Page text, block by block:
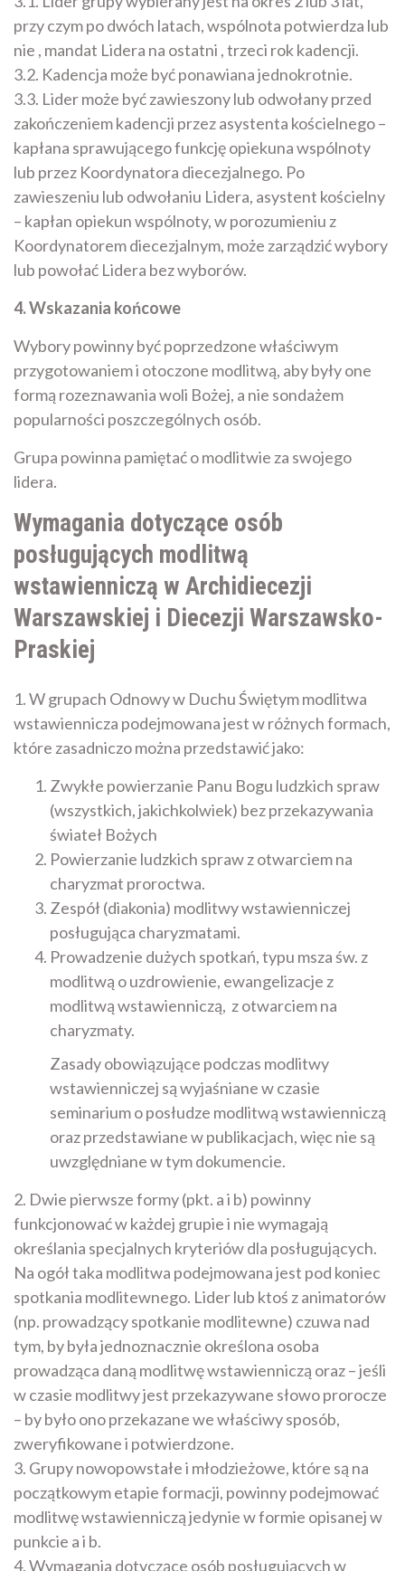
przy czym po dwóch latach, wspólnota potwierdza lub
nie , mandat Lidera na ostatni , trzeci rok kadencji.
3.2. Kadencja może być ponawiana jednokrotnie.
3.3. Lider może być zawieszony lub odwołany przed
zakończeniem kadencji przez asystenta kościelnego –
kapłana sprawującego funkcję opiekuna wspólnoty
lub przez Koordynatora diecezjalnego. Po
zawieszeniu lub odwołaniu Lidera, asystent kościelny
– kapłan opiekun wspólnoty, w porozumieniu z
Koordynatorem diecezjalnym, może zarządzić wybory
lub powołać Lidera bez wyborów.
4. Wskazania końcowe
Wybory powinny być poprzedzone właściwym
przygotowaniem i otoczone modlitwą, aby były one
formą rozeznawania woli Bożej, a nie sondażem
popularności poszczególnych osób.
Grupa powinna pamiętać o modlitwie za swojego
lidera.
Wymagania dotyczące osób
posługujących modlitwą
wstawienniczą w Archidiecezji
Warszawskiej i Diecezji Warszawsko-
Praskiej
1. W grupach Odnowy w Duchu Świętym modlitwa
wstawiennicza podejmowana jest w różnych formach,
które zasadniczo można przedstawić jako:
Zwykłe powierzanie Panu Bogu ludzkich spraw
(wszystkich, jakichkolwiek) bez przekazywania
świateł Bożych
Powierzanie ludzkich spraw z otwarciem na
charyzmat proroctwa.
Zespół (diakonia) modlitwy wstawienniczej
posługująca charyzmatami.
Prowadzenie dużych spotkań, typu msza św. z
modlitwą o uzdrowienie, ewangelizacje z
modlitwą wstawienniczą, z otwarciem na
charyzmaty.
Zasady obowiązujące podczas modlitwy
wstawienniczej są wyjaśniane w czasie
seminarium o posłudze modlitwą wstawienniczą
oraz przedstawiane w publikacjach, więc nie są
uwzględniane w tym dokumencie.
2. Dwie pierwsze formy (pkt. a i b) powinny
funkcjonować w każdej grupie i nie wymagają
określania specjalnych kryteriów dla posługujących.
Na ogół taka modlitwa podejmowana jest pod koniec
spotkania modlitewnego. Lider lub ktoś z animatorów
(np. prowadzący spotkanie modlitewne) czuwa nad
tym, by była jednoznacznie określona osoba
prowadząca daną modlitwę wstawienniczą oraz – jeśli
w czasie modlitwy jest przekazywane słowo prorocze
– by było ono przekazane we właściwy sposób,
zweryfikowane i potwierdzone.
3. Grupy nowopowstałe i młodzieżowe, które są na
początkowym etapie formacji, powinny podejmować
modlitwę wstawienniczą jedynie w formie opisanej w
punkcie a i b.
4. Wymagania dotyczące osób posługujących w